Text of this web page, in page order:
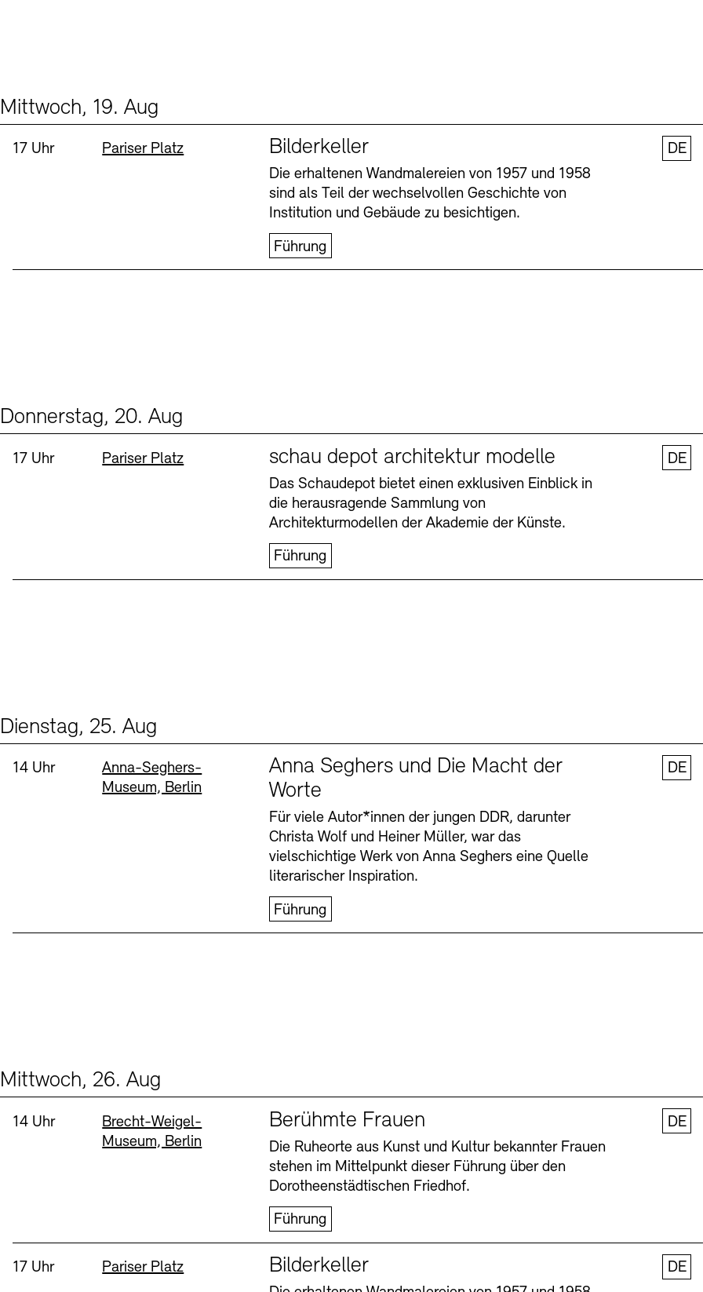
Mittwoch, 19. Aug
Uhrzeit:
17 Uhr Standort
Pariser Platz Bilderkeller
Die erhaltenen Wandmalereien von 1957 und 1958
sind als Teil der wechselvollen Geschichte von
Institution und Gebäude zu besichtigen.
Führung
DE
Donnerstag, 20. Aug
Uhrzeit:
17 Uhr Standort
Pariser Platz schau depot architektur modelle
Das Schaudepot bietet einen exklusiven Einblick in
die herausragende Sammlung von
Architekturmodellen der Akademie der Künste.
Führung
DE
Dienstag, 25. Aug
Uhrzeit:
14 Uhr Standort
Anna-Seghers-
Museum, Berlin
Anna Seghers und Die Macht der
Worte
Für viele Autor*innen der jungen DDR, darunter
Christa Wolf und Heiner Müller, war das
vielschichtige Werk von Anna Seghers eine Quelle
literarischer Inspiration.
Führung
DE
Mittwoch, 26. Aug
Uhrzeit:
14 Uhr Standort
Brecht-Weigel-
Museum, Berlin
Berühmte Frauen
Die Ruheorte aus Kunst und Kultur bekannter Frauen
stehen im Mittelpunkt dieser Führung über den
Dorotheenstädtischen Friedhof.
Führung
DE
Uhrzeit:
17 Uhr Standort
Pariser Platz Bilderkeller
DE